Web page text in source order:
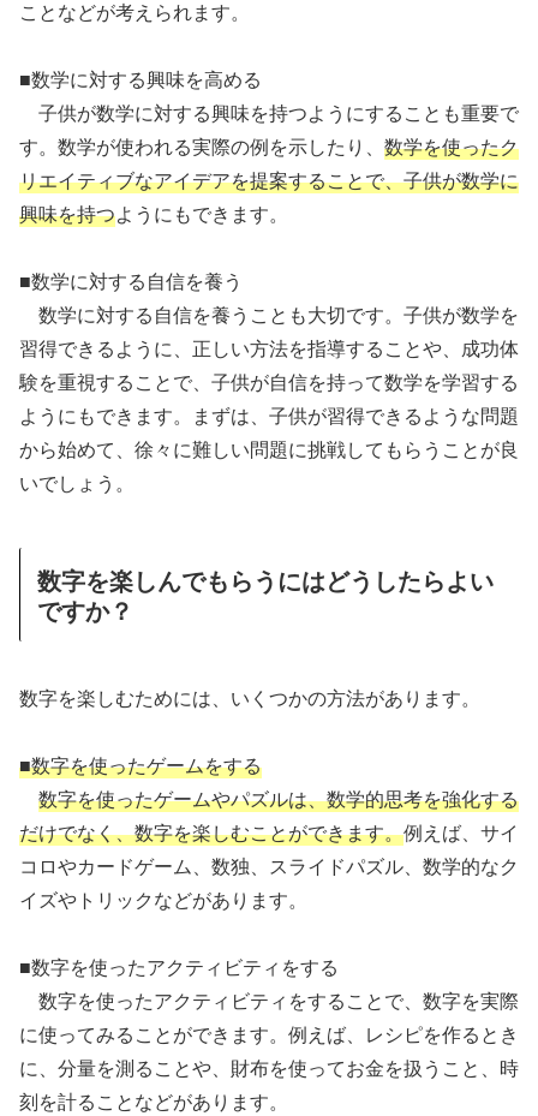
ことなどが考えられます。
■数学に対する興味を高める
子供が数学に対する興味を持つようにすることも重要で
す。数学が使われる実際の例を示したり、 数学を使ったク
リエイティブなアイデアを提案することで、子供が数学に
興味を持つようにもできます。
■数学に対する自信を養う
数学に対する自信を養うことも大切です。子供が数学を
習得できるように、正しい方法を指導することや、成功体
験を重視することで、子供が自信を持って数学を学習する
ようにもできます。まずは、子供が習得できるような問題
から始めて、徐々に難しい問題に挑戦してもらうことが良
いでしょう。
数字を楽しんでもらうにはどうしたらよい
ですか？
数字を楽しむためには、いくつかの方法があります。
■数字を使ったゲームをする
数字を使ったゲームやパズルは、数学的思考を強化する
だけでなく、数字を楽しむことができます。例えば、サイ
コロやカードゲーム、数独、スライドパズル、数学的なク
イズやトリックなどがあります。
■数字を使ったアクティビティをする
数字を使ったアクティビティをすることで、数字を実際
に使ってみることができます。例えば、レシピを作るとき
に、分量を測ることや、財布を使ってお金を扱うこと、時
刻を計ることなどがあります。